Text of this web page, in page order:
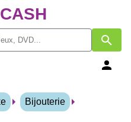
CASH
Bijouterie